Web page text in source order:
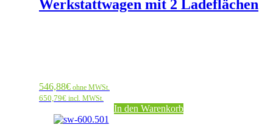
Werkstattwagen mit 2 Ladeflächen
546,88€ ohne MWSt.
650,79€ incl. MWSt.
In den Warenkorb